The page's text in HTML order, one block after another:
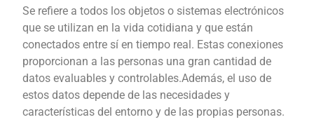
Se refiere a todos los objetos o sistemas electrónicos
que se utilizan en la vida cotidiana y que están
conectados entre sí en tiempo real. Estas conexiones
proporcionan a las personas una gran cantidad de
datos evaluables y controlables.Además, el uso de
estos datos depende de las necesidades y
características del entorno y de las propias personas.